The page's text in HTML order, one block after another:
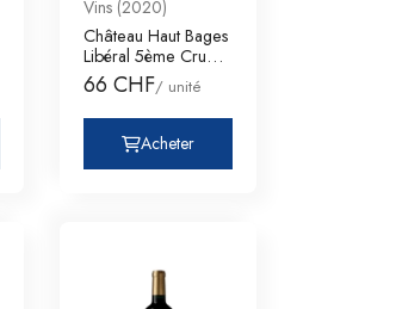
Vins (2020)
Château Haut Bages
Libéral 5ème Cru
Classé Pauill
66 CHF/ unité
Acheter